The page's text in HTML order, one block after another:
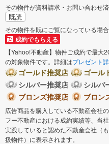
その物件が資料請求・お問い合わせ
既読
その物件を既にご覧になっている場合
成約でもらえる
【Yahoo!不動産】物件ご成約で最大
の対象物件です。詳細はプレゼント
ゴールド推奨店
ゴール
シルバー推奨店
シルバ
ブロンズ推奨店
ブロン
広告商品を購入している不動産会社
フー不動産における成約実績等、当
実践していると認めた不動産会社（
扱物件）に表示されます。